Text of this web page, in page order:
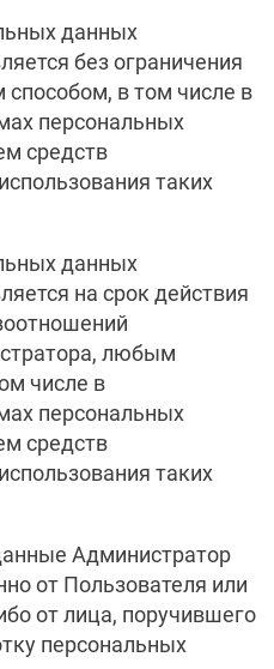
данных
без ограничения
в том числе в
персональных
средств
таких
данных
на срок действия
любым
числе в
персональных
средств
таких
Администратор
от Пользователя или
от лица, поручившего
персональных